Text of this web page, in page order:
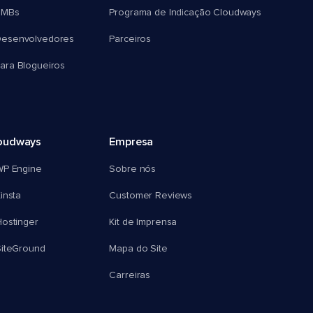
Blogueiros
Programa de Indicação Cloudways
Parceiros
Engine
Empresa
Sobre nós
Customer Reviews
Kit de Imprensa
Mapa do Site
Carreiras